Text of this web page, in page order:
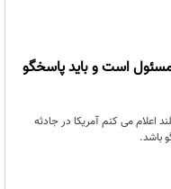
است و باید پاسخگو
اعلام می کنم آمریکا در جادثه
باشد.